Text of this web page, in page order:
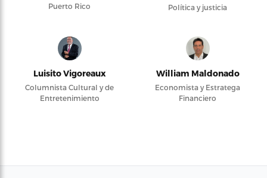
Puerto Rico
Política y justicia
Luisito Vigoreaux
Columnista Cultural y de
Entretenimiento
William Maldonado
Economista y Estratega
Financiero